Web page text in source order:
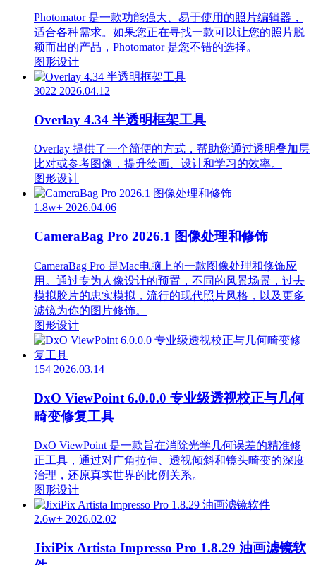
Photomator 是一款功能强大、易于使用的照片编辑器，
适合各种需求。如果您正在寻找一款可以让您的照片脱
颖而出的产品，Photomator 是您不错的选择。
图形设计
3022 2026.04.12
Overlay 4.34 半透明框架工具
Overlay 提供了一个简便的方式，帮助您通过透明叠加层
比对或参考图像，提升绘画、设计和学习的效率。
图形设计
1.8w+ 2026.04.06
CameraBag Pro 2026.1 图像处理和修饰
CameraBag Pro 是Mac电脑上的一款图像处理和修饰应
用。通过专为人像设计的预置，不同的风景场景，过去
模拟胶片的忠实模拟，流行的现代照片风格，以及更多
滤镜为你的图片修饰。
图形设计
154 2026.03.14
DxO ViewPoint 6.0.0.0 专业级透视校正与几何
畸变修复工具
DxO ViewPoint 是一款旨在消除光学几何误差的精准修
正工具，通过对广角拉伸、透视倾斜和镜头畸变的深度
治理，还原真实世界的比例关系。
图形设计
2.6w+ 2026.02.02
JixiPix Artista Impresso Pro 1.8.29 油画滤镜软